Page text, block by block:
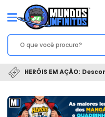
HERÓIS EM AÇÃO: